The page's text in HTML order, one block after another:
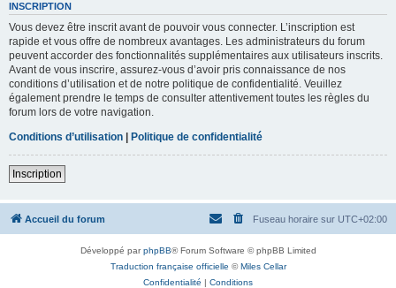
INSCRIPTION
Vous devez être inscrit avant de pouvoir vous connecter. L’inscription est
rapide et vous offre de nombreux avantages. Les administrateurs du forum
peuvent accorder des fonctionnalités supplémentaires aux utilisateurs inscrits.
Avant de vous inscrire, assurez-vous d’avoir pris connaissance de nos
conditions d’utilisation et de notre politique de confidentialité. Veuillez
également prendre le temps de consulter attentivement toutes les règles du
forum lors de votre navigation.
Conditions d’utilisation | Politique de confidentialité
Inscription
Accueil du forum Fuseau horaire sur UTC+02:00
Développé parphpBB® Forum Software © phpBB Limited
Traduction française officielle ©Miles Cellar
Confidentialité | Conditions